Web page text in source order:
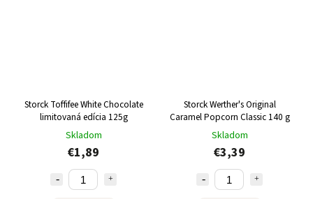
Storck Toffifee White Chocolate
limitovaná edícia 125g
Skladom
€1,89
Storck Werther's Original
Caramel Popcorn Classic 140 g
Skladom
€3,39